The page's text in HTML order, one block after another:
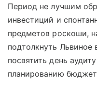
Период не лучшим
инвестиций и
предметов роскоши,
подтолкнуть Львиное
посвятить день
планированию